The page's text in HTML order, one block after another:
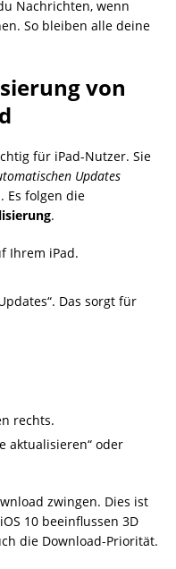
Nachrichten, wenn
So bleiben alle deine
von
für iPad-Nutzer. Sie
Updates
Es folgen die
.
Ihrem iPad.
Das sorgt für
rechts.
aktualisieren“ oder
zwingen. Dies ist
10 beeinflussen 3D
die Download-Priorität.